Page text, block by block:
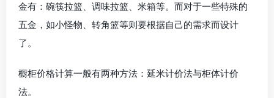
金有：碗筷拉篮、调味拉篮、米箱等。而对于一些特殊的
五金，如小怪物、转角篮等则要根据自己的需求而设计
了。
橱柜价格计算一般有两种方法：延米计价法与柜体计价
法。